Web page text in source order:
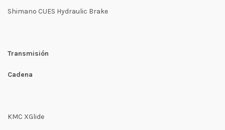
Shimano CUES Hydraulic Brake
Transmisión
Cadena
KMC XGlide